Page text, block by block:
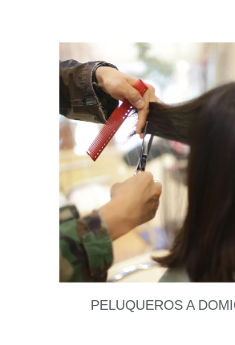
Si tienes algún matrimonio o evento
de vacaciones, o simplemente te
bronceada todo el año, hoy les
Leer datos
PELUQUEROS A